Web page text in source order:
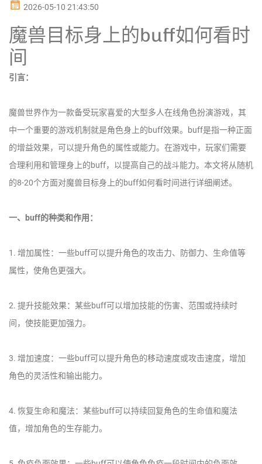
2026-05-10 21:43:50
魔兽目标身上的buff如何看时
间
引言：
魔兽世界作为一款备受玩家喜爱的大型多人在线角色扮演游戏，其
中一个重要的游戏机制就是角色身上的buff效果。buff是指一种正面
的增益效果，可以提升角色的属性或能力。在游戏中，玩家们需要
合理利用和管理身上的buff，以提高自己的战斗能力。本文将从随机
的8-20个方面对魔兽目标身上的buff如何看时间进行详细阐述。
一、buff的种类和作用：
1. 增加属性：一些buff可以提升角色的攻击力、防御力、生命值等
属性，使角色更强大。
2. 提升技能效果：某些buff可以增加技能的伤害、范围或持续时
间，使技能更加强力。
3. 增加速度：一些buff可以提升角色的移动速度或攻击速度，增加
角色的灵活性和输出能力。
4. 恢复生命和魔法：某些buff可以持续回复角色的生命值和魔法
值，增加角色的生存能力。